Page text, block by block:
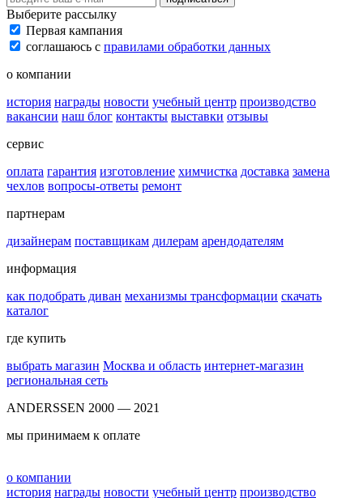
Выберите рассылку
Первая кампания
соглашаюсь с правилами обработки данных
о компании
история награды новости учебный центр производство
вакансии наш блог контакты выставки отзывы
сервис
оплата гарантия изготовление химчистка доставка замена
чехлов вопросы-ответы ремонт
партнерам
дизайнерам поставщикам дилерам арендодателям
информация
как подобрать диван механизмы трансформации скачать
каталог
где купить
выбрать магазин Москва и область интернет-магазин
региональная сеть
ANDERSSEN 2000 — 2021
мы принимаем к оплате
о компании
история награды новости учебный центр производство